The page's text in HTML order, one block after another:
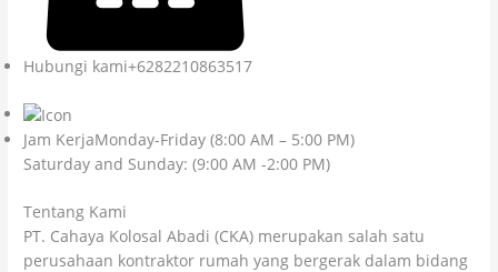
Hubungi kami+6282210863517
Jam KerjaMonday-Friday (8:00 AM – 5:00 PM)
Saturday and Sunday: (9:00 AM -2:00 PM)
Tentang Kami
PT. Cahaya Kolosal Abadi (CKA) merupakan salah satu
perusahaan kontraktor rumah yang bergerak dalam bidang